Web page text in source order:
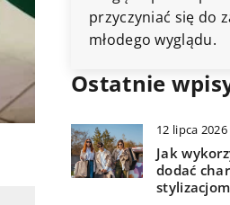
przyczyniać się do
młodego wyglądu.
Ostatnie
12 lipca 2026
Jak
dodać